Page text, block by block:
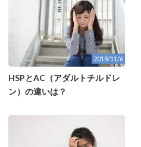
2018/11/6
HSPとAC（アダルトチルドレ
ン）の違いは？